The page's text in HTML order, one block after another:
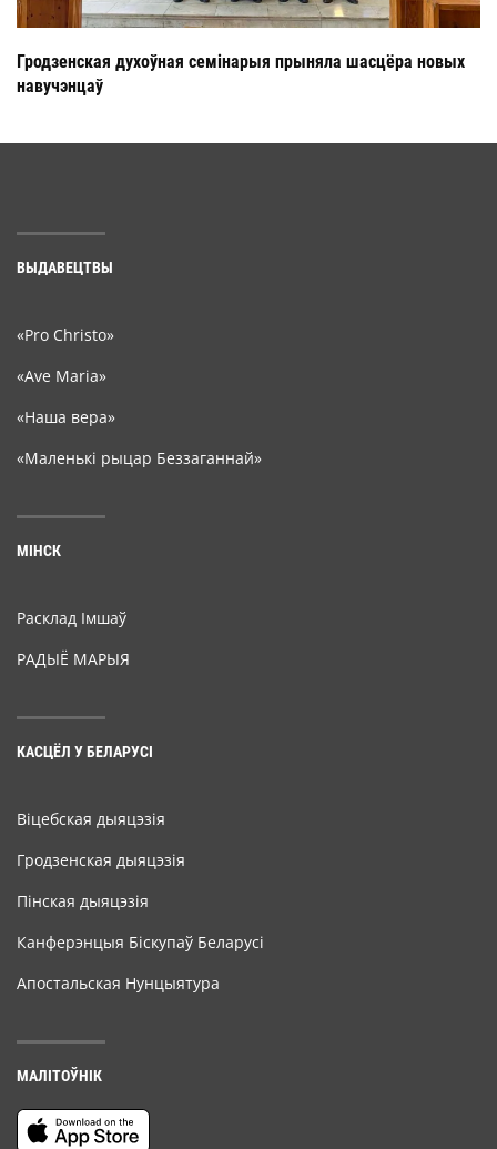
Гродзенская духоўная семінарыя прыняла шасцёра новых
навучэнцаў
ВЫДАВЕЦТВЫ
«Pro Christo»
«Ave Maria»
«Наша вера»
«Маленькі рыцар Беззаганнай»
МІНСК
Расклад Імшаў
РАДЫЁ МАРЫЯ
КАСЦЁЛ У БЕЛАРУСІ
Віцебская дыяцэзія
Гродзенская дыяцэзія
Пінская дыяцэзія
Канферэнцыя Біскупаў Беларусі
Апостальская Нунцыятура
МАЛІТОЎНІК